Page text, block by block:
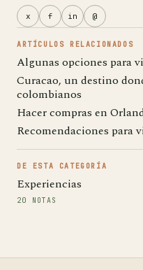
x f in @
ARTÍCULOS RELACIONADOS
Algunas opciones para
Curacao, un destino
colombianos
Hacer compras en
Recomendaciones para
DE ESTA CATEGORÍA
Experiencias
20 NOTAS